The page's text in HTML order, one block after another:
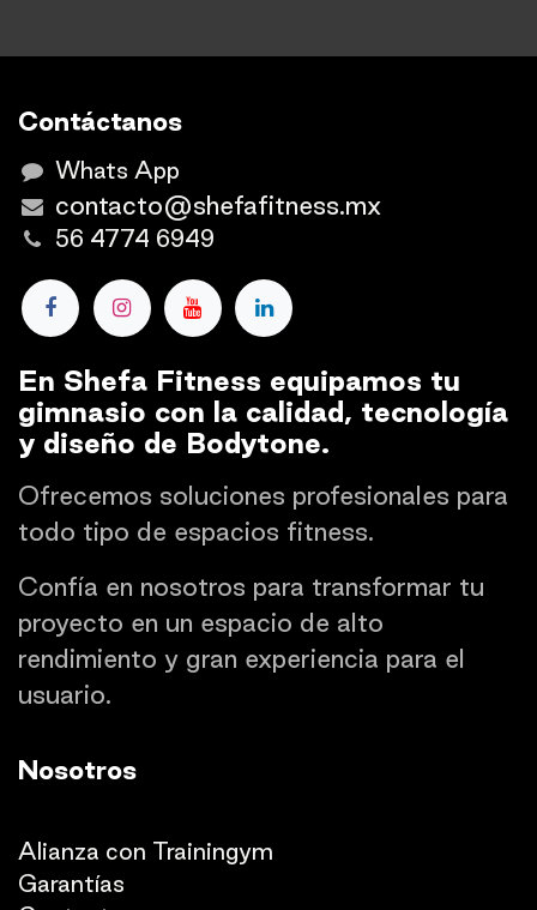
Contáctanos
Whats App
contacto@shefafitness.mx
56 4774 6949
En Shefa Fitness equipamos tu
gimnasio con la calidad, tecnología
y diseño de Bodytone.
Ofrecemos soluciones profesionales para
todo tipo de espacios fitness.
Confía en nosotros para transformar tu
proyecto en un espacio de alto
rendimiento y gran experiencia para el
usuario.
Nosotros
Alianza con Trainingym
Garantías